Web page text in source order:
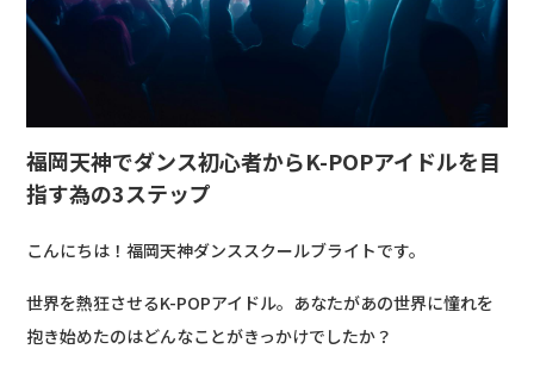
福岡天神でダンス初心者からK-POPアイドルを目
指す為の3ステップ
こんにちは！福岡天神ダンススクールブライトです。
世界を熱狂させるK-POPアイドル。あなたがあの世界に憧れを
抱き始めたのはどんなことがきっかけでしたか？